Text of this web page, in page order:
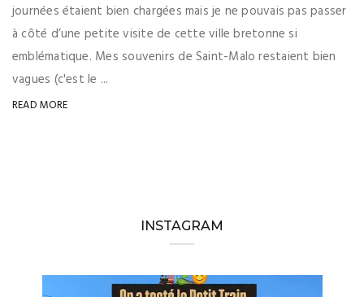
journées étaient bien chargées mais je ne pouvais pas passer
à côté d’une petite visite de cette ville bretonne si
emblématique. Mes souvenirs de Saint-Malo restaient bien
vagues (c'est le ...
READ MORE
INSTAGRAM